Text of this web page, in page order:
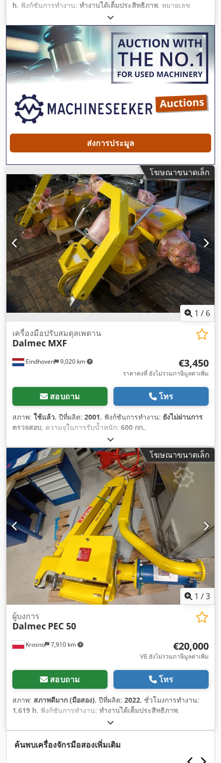
h, ฟังก์ชันการทำงาน: ทำงานได้เต็มประสิทธิภาพ, หมายเลข
1750851, ความจุในการรับน้ำหนัก:
กก.,
ส่งการประมูล
โฆษณาขนาดเล็ก
1 / 6
Eindhoven 9,020 km
เครื่องมือปรับสมดุลเพดาน
Dalmec MXF
€3,450
ราคาคงที่ ยังไม่รวมภาษีมูลค่าเพิ่ม
สอบถาม โทร
สภาพ: ใช้แล้ว, ปีที่ผลิต: 2001, ฟังก์ชันการทำงาน: ยังไม่ผ่านการ
ตรวจสอบ, ความจุในการรับน้ำหนัก: 600 กก.,
โฆษณาขนาดเล็ก
1 /3
Krosno 7,910 km
ผู้บงการ
Dalmec PEC 50
€20,000
VB ยังไม่รวมภาษีมูลค่าเพิ่ม
สอบถาม โทร
สภาพ: สภาพดีมาก (มือสอง), ปีที่ผลิต: 2022, ชั่วโมงการทำงาน:
1,619 h, ฟังก์ชันการทำงาน: ทำงานได้เต็มประสิทธิภาพ,
หมายเลขเครื่องจักร/ยานพาหนะ:PEC 50 2158273
3,000 มม, ความกว้างทั้งหมด:1,000 มม, ความยาวทั้งหมด:1,000
มม, ประเภทกระแสไฟฟ้าที่เข้ามา:สามเฟส
ค้นพบเครื่องจักรมือสองเพิ่มเติม